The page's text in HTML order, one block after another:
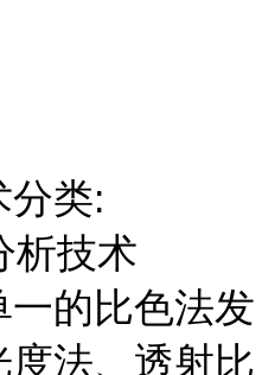
分类:
析技术
的比色法发
度法、透射比